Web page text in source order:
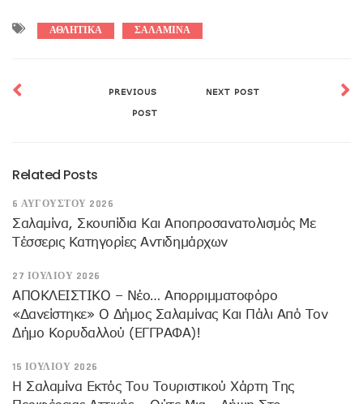
ΑΘΛΗΤΙΚΑ ΣΑΛΑΜΙΝΑ
PREVIOUS
POST
NEXT POST
Related Posts
6 ΑΥΓΟΎΣΤΟΥ 2026
Σαλαμίνα, Σκουπίδια Και Αποπροσανατολισμός Με
Τέσσερις Κατηγορίες Αντιδημάρχων
27 ΙΟΥΛΊΟΥ 2026
ΑΠΟΚΛΕΙΣΤΙΚΟ – Νέο… Απορριμματοφόρο
«δανείστηκε» Ο Δήμος Σαλαμίνας Και Πάλι Από Τον
Δήμο Κορυδαλλού (ΕΓΓΡΑΦΑ)!
15 ΙΟΥΛΊΟΥ 2026
H Σαλαμίνα Εκτός Του Τουριστικού Χάρτη Της